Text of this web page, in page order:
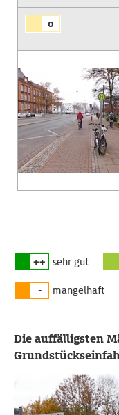
o
++ sehr gut
- mangelhaft
Die auffälligsten